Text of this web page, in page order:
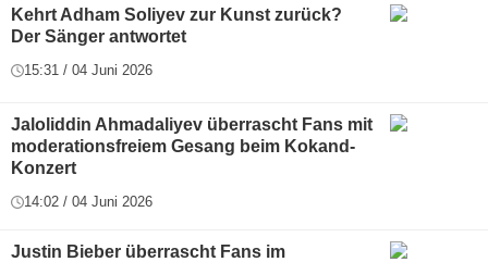
Kehrt Adham Soliyev zur Kunst zurück?
Der Sänger antwortet
15:31 / 04 Juni 2026
Jaloliddin Ahmadaliyev überrascht Fans mit
moderationsfreiem Gesang beim Kokand-
Konzert
14:02 / 04 Juni 2026
Justin Bieber überrascht Fans im